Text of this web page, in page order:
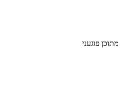
פוגעני